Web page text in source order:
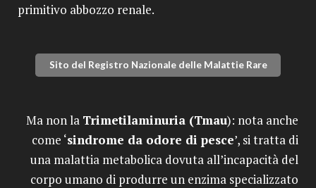
primitivo abbozzo renale.
Sito del Registro Nazionale delle Malattie Rare
Ma non la Trimetilaminuria (Tmau): nota anche
come ‘sindrome da odore di pesce’, si tratta di
una malattia metabolica dovuta all’incapacità del
corpo umano di produrre un enzima specializzato